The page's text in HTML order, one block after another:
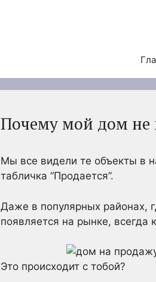
Почему мой дом не
Мы все видели те объекты в
табличка “Продается”.
Даже в популярных районах,
появляется на рынке, всегда
Это происходит с тобой?